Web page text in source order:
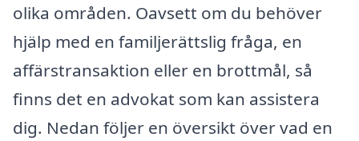
olika områden. Oavsett om du behöver
hjälp med en familjerättslig fråga, en
affärstransaktion eller en brottmål, så
finns det en advokat som kan assistera
dig. Nedan följer en översikt över vad en